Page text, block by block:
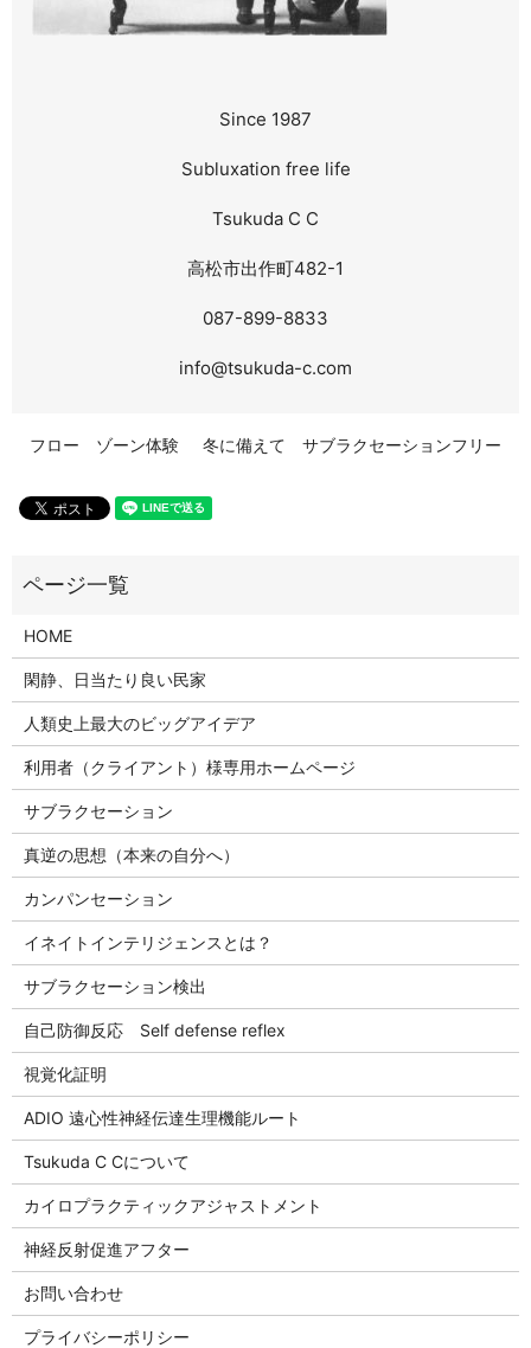
Since 1987
Subluxation free life
Tsukuda C C
高松市出作町482-1
087-899-8833
info@tsukuda-c.com
フロー ゾーン体験 冬に備えて サブラクセーションフリー
HOME
閑静、日当たり良い民家
人類史上最大のビッグアイデア
利用者（クライアント）様専用ホームページ
サブラクセーション
真逆の思想（本来の自分へ）
カンパンセーション
イネイトインテリジェンスとは？
サブラクセーション検出
自己防御反応 Self defense reflex
視覚化証明
ADIO 遠心性神経伝達生理機能ルート
Tsukuda C Cについて
カイロプラクティックアジャストメント
神経反射促進アフター
お問い合わせ
プライバシーポリシー